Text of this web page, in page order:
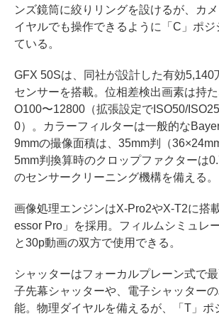
ンズ鏡筒に絞りリングを設けるが、カ
イヤルでも操作できるように「C」ポジ
ている。
GFX 50Sは、同社が設計した有効5,140
センサーを搭載。位相差検出画素は持
O100〜12800（拡張設定でISO50/
0）。カラーフィルターは一般的な
9mmの撮像面積は、35mm判（
5mm判換算時のクロップファクターは
のセンサークリーニング機構を備える。
画像処理エンジンはX-Pro2やX-T2に搭
essor Pro」を採用。フィルムシミュレ
と30p動画の双方で使用できる。
シャッターはフォーカルプレーン式で
子先幕シャッターや、電子シャッター
能。物理ダイヤルを備えるが、「T」ポ